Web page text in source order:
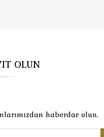
OLUN
haberdar olun.